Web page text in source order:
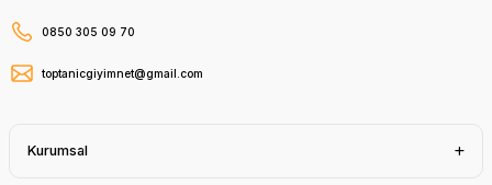
0850 305 09 70
toptanicgiyimnet@gmail.com
Kurumsal